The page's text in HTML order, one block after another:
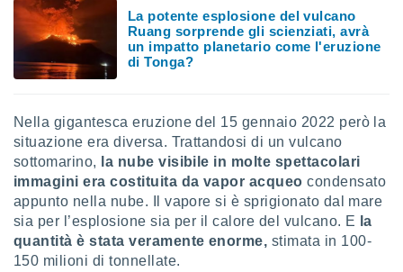
dei
ad
al
ti
che
installati
per
nel
La potente esplosione del vulcano
Ruang sorprende gli scienziati, avrà
un impatto planetario come l'eruzione
di Tonga?
Nella gigantesca eruzione del 15 gennaio 2022 però la
situazione era diversa. Trattandosi di un vulcano
sottomarino,
la nube visibile in molte spettacolari
immagini era costituita da vapor acqueo condensato
appunto nella nube. Il vapore si è sprigionato dal mare
sia per l’esplosione sia per il calore del vulcano. E la
quantità è stata veramente enorme, stimata in 100-
150 milioni di tonnellate.